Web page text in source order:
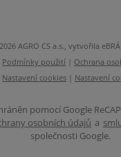
AGRO CS a.s., vytvořila
Podmínky použití | Ochrana
Nastavení cookies | Nastavení
pomocí Google
osobních údajů a
společnosti Google.